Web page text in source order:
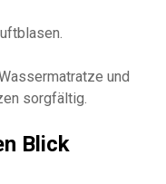
und
sorgfältig.
Blick